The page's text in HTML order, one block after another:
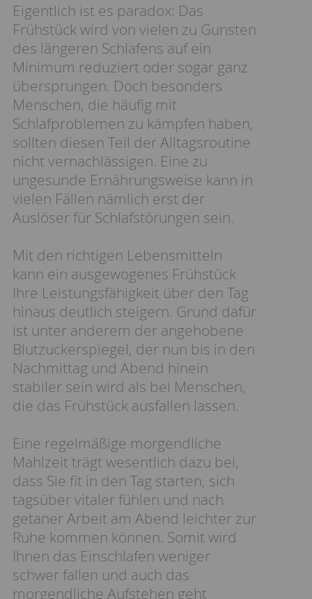
Eigentlich ist es paradox: Das
Frühstück wird von vielen zu Gunsten
des längeren Schlafens auf ein
Minimum reduziert oder sogar ganz
übersprungen. Doch besonders
Menschen, die häufig mit
Schlafproblemen zu kämpfen haben,
sollten diesen Teil der Alltagsroutine
nicht vernachlässigen. Eine zu
ungesunde Ernährungsweise kann in
vielen Fällen nämlich erst der
Auslöser für Schlafstörungen sein.
Mit den richtigen Lebensmitteln
kann ein ausgewogenes Frühstück
Ihre Leistungsfähigkeit über den Tag
hinaus deutlich steigern. Grund dafür
ist unter anderem der angehobene
Blutzuckerspiegel, der nun bis in den
Nachmittag und Abend hinein
stabiler sein wird als bei Menschen,
die das Frühstück ausfallen lassen.
Eine regelmäßige morgendliche
Mahlzeit trägt wesentlich dazu bei,
dass Sie fit in den Tag starten, sich
tagsüber vitaler fühlen und nach
getaner Arbeit am Abend leichter zur
Ruhe kommen können. Somit wird
Ihnen das Einschlafen weniger
schwer fallen und auch das
morgendliche Aufstehen geht